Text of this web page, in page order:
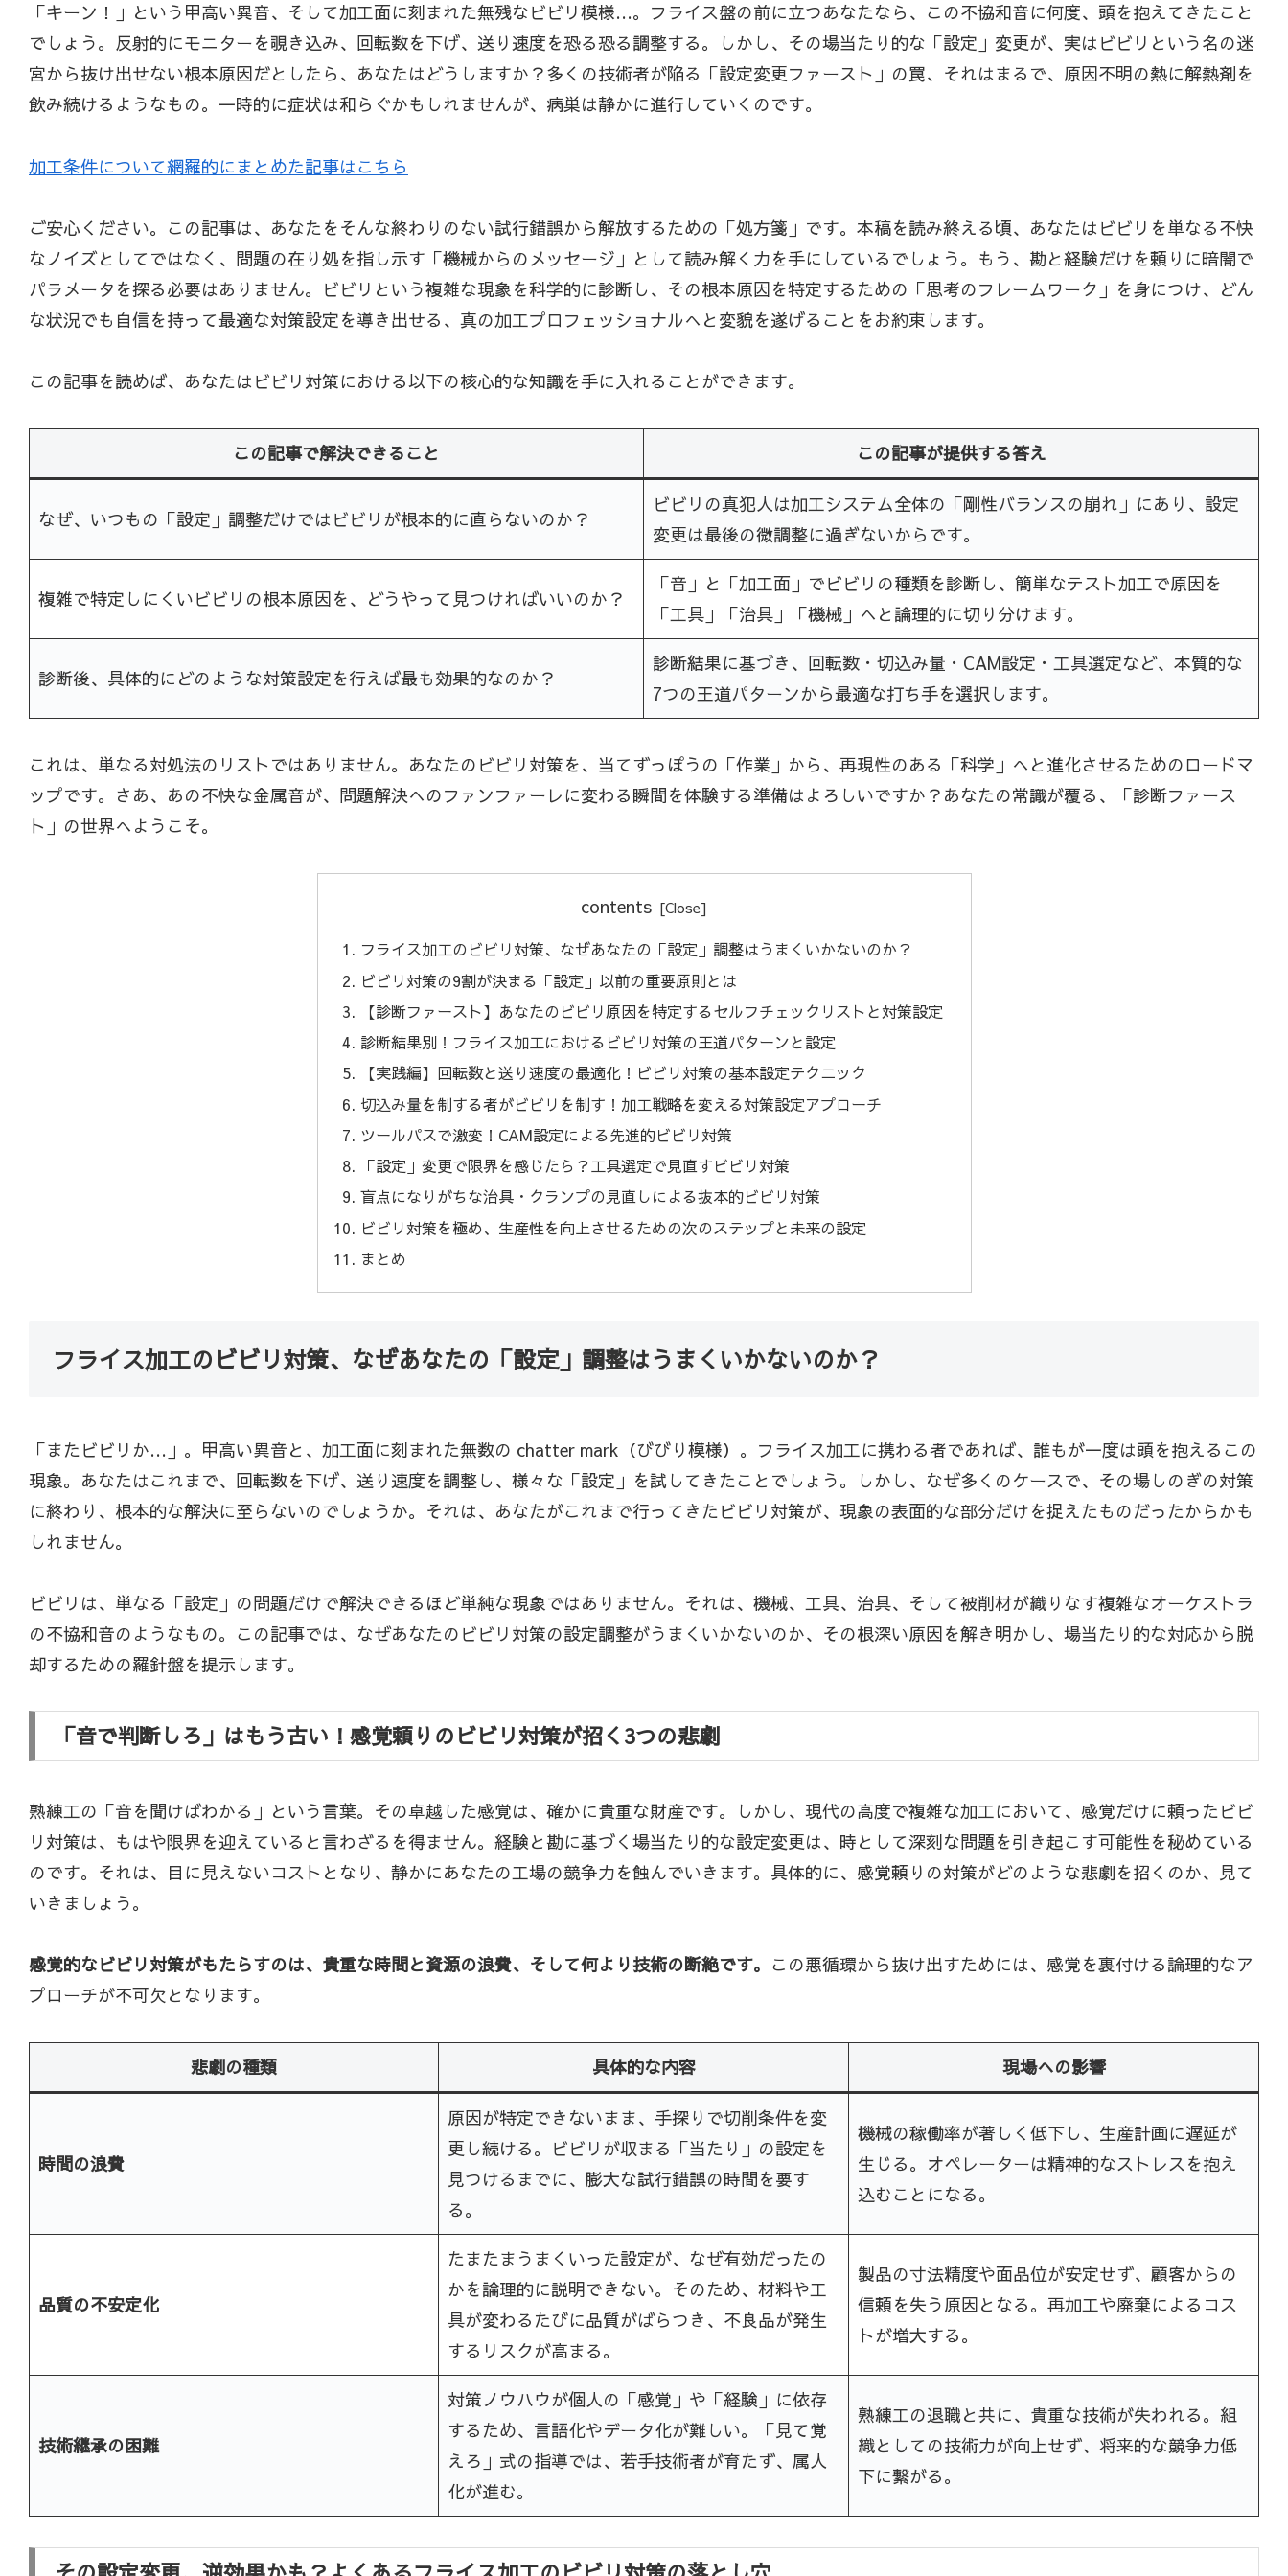
「キーン！」という甲高い異音、そして加工面に刻まれた無残なビビリ模様…。フライス盤の前に立つあなたなら、この不協和音に何度、頭を抱えてきたこと
でしょう。反射的にモニターを覗き込み、回転数を下げ、送り速度を恐る恐る調整する。しかし、その場当たり的な「設定」変更が、実はビビリという名の迷
宮から抜け出せない根本原因だとしたら、あなたはどうしますか？多くの技術者が陥る「設定変更ファースト」の罠、それはまるで、原因不明の熱に解熱剤を
飲み続けるようなもの。一時的に症状は和らぐかもしれませんが、病巣は静かに進行していくのです。
加工条件について網羅的にまとめた記事はこちら
ご安心ください。この記事は、あなたをそんな終わりのない試行錯誤から解放するための「処方箋」です。本稿を読み終える頃、あなたはビビリを単なる不快
なノイズとしてではなく、問題の在り処を指し示す「機械からのメッセージ」として読み解く力を手にしているでしょう。もう、勘と経験だけを頼りに暗闇で
パラメータを探る必要はありません。ビビリという複雑な現象を科学的に診断し、その根本原因を特定するための「思考のフレームワーク」を身につけ、どん
な状況でも自信を持って最適な対策設定を導き出せる、真の加工プロフェッショナルへと変貌を遂げることをお約束します。
この記事を読めば、あなたはビビリ対策における以下の核心的な知識を手に入れることができます。
この記事で解決できること この記事が提供する答え
なぜ、いつもの「設定」調整だけではビビリが根本的に直らないのか？
ビビリの真犯人は加工システム全体の「剛性バランスの崩れ」にあり、設定
変更は最後の微調整に過ぎないからです。
複雑で特定しにくいビビリの根本原因を、どうやって見つければいいのか？
「音」と「加工面」でビビリの種類を診断し、簡単なテスト加工で原因を
「工具」「治具」「機械」へと論理的に切り分けます。
診断後、具体的にどのような対策設定を行えば最も効果的なのか？
診断結果に基づき、回転数・切込み量・CAM設定・工具選定など、本質的な
7つの王道パターンから最適な打ち手を選択します。
これは、単なる対処法のリストではありません。あなたのビビリ対策を、当てずっぽうの「作業」から、再現性のある「科学」へと進化させるためのロードマ
ップです。さあ、あの不快な金属音が、問題解決へのファンファーレに変わる瞬間を体験する準備はよろしいですか？あなたの常識が覆る、「診断ファース
ト」の世界へようこそ。
contents
フライス加工のビビリ対策、なぜあなたの「設定」調整はうまくいかないのか？
ビビリ対策の9割が決まる「設定」以前の重要原則とは
【診断ファースト】あなたのビビリ原因を特定するセルフチェックリストと対策設定
診断結果別！フライス加工におけるビビリ対策の王道パターンと設定
【実践編】回転数と送り速度の最適化！ビビリ対策の基本設定テクニック
切込み量を制する者がビビリを制す！加工戦略を変える対策設定アプローチ
ツールパスで激変！CAM設定による先進的ビビリ対策
「設定」変更で限界を感じたら？工具選定で見直すビビリ対策
盲点になりがちな治具・クランプの見直しによる抜本的ビビリ対策
ビビリ対策を極め、生産性を向上させるための次のステップと未来の設定
まとめ
フライス加工のビビリ対策、なぜあなたの「設定」調整はうまくいかないのか？
「またビビリか…」。甲高い異音と、加工面に刻まれた無数の chatter mark（びびり模様）。フライス加工に携わる者であれば、誰もが一度は頭を抱えるこの
現象。あなたはこれまで、回転数を下げ、送り速度を調整し、様々な「設定」を試してきたことでしょう。しかし、なぜ多くのケースで、その場しのぎの対策
に終わり、根本的な解決に至らないのでしょうか。それは、あなたがこれまで行ってきたビビリ対策が、現象の表面的な部分だけを捉えたものだったからかも
しれません。
ビビリは、単なる「設定」の問題だけで解決できるほど単純な現象ではありません。それは、機械、工具、治具、そして被削材が織りなす複雑なオーケストラ
の不協和音のようなもの。この記事では、なぜあなたのビビリ対策の設定調整がうまくいかないのか、その根深い原因を解き明かし、場当たり的な対応から脱
却するための羅針盤を提示します。
「音で判断しろ」はもう古い！感覚頼りのビビリ対策が招く3つの悲劇
熟練工の「音を聞けばわかる」という言葉。その卓越した感覚は、確かに貴重な財産です。しかし、現代の高度で複雑な加工において、感覚だけに頼ったビビ
リ対策は、もはや限界を迎えていると言わざるを得ません。経験と勘に基づく場当たり的な設定変更は、時として深刻な問題を引き起こす可能性を秘めている
のです。それは、目に見えないコストとなり、静かにあなたの工場の競争力を蝕んでいきます。具体的に、感覚頼りの対策がどのような悲劇を招くのか、見て
いきましょう。
感覚的なビビリ対策がもたらすのは、貴重な時間と資源の浪費、そして何より技術の断絶です。 この悪循環から抜け出すためには、感覚を裏付ける論理的なア
プローチが不可欠となります。
悲劇の種類 具体的な内容 現場への影響
時間の浪費
原因が特定できないまま、手探りで切削条件を変
更し続ける。ビビリが収まる「当たり」の設定を
見つけるまでに、膨大な試行錯誤の時間を要す
る。
機械の稼働率が著しく低下し、生産計画に遅延が
生じる。オペレーターは精神的なストレスを抱え
込むことになる。
品質の不安定化
たまたまうまくいった設定が、なぜ有効だったの
かを論理的に説明できない。そのため、材料や工
具が変わるたびに品質がばらつき、不良品が発生
するリスクが高まる。
製品の寸法精度や面品位が安定せず、顧客からの
信頼を失う原因となる。再加工や廃棄によるコス
トが増大する。
技術継承の困難
対策ノウハウが個人の「感覚」や「経験」に依存
するため、言語化やデータ化が難しい。「見て覚
えろ」式の指導では、若手技術者が育たず、属人
化が進む。
熟練工の退職と共に、貴重な技術が失われる。組
織としての技術力が向上せず、将来的な競争力低
下に繋がる。